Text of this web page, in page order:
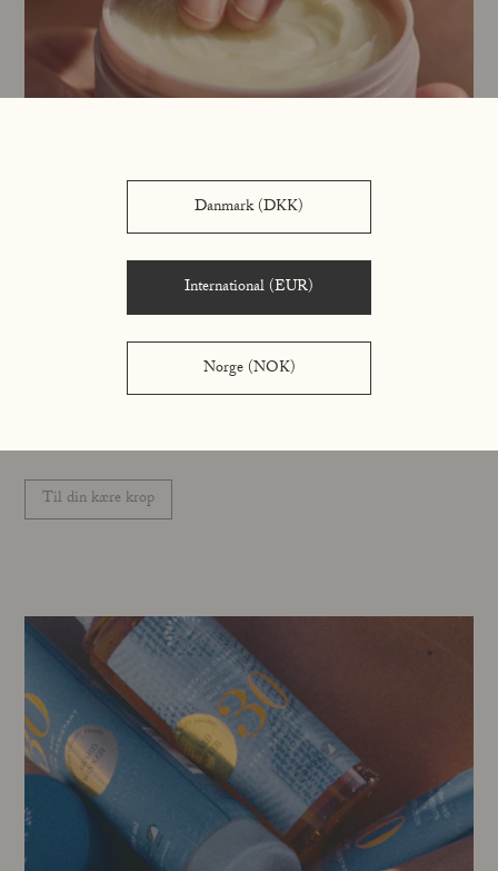
Tryg hudpleje til graviditeten
Til din kære krop
Danmark (DKK)
International (EUR)
Norge (NOK)